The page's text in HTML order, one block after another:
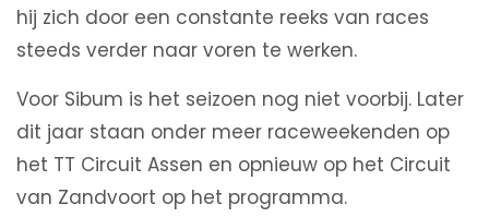
hij zich door een constante reeks van races
steeds verder naar voren te werken.
Voor Sibum is het seizoen nog niet voorbij. Later
dit jaar staan onder meer raceweekenden op
het TT Circuit Assen en opnieuw op het Circuit
van Zandvoort op het programma.